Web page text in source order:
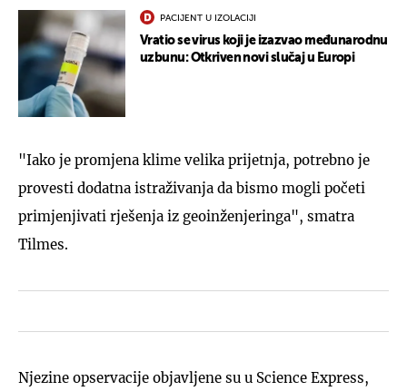
PACIJENT U IZOLACIJI
Vratio se virus koji je izazvao međunarodnu
uzbunu: Otkriven novi slučaj u Europi
"Iako je promjena klime velika prijetnja, potrebno je
provesti dodatna istraživanja da bismo mogli početi
primjenjivati rješenja iz geoinženjeringa", smatra
Tilmes.
Njezine opservacije objavljene su u Science Express,